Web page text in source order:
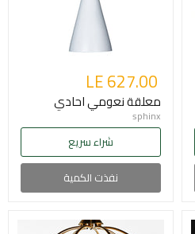
LE 627.00
معلقة نعومي احادي
sphinx
شراء سريع
نفذت الكمية